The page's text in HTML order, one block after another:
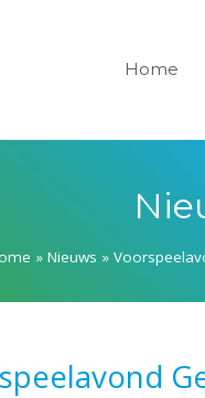
Home
» Nieuws »